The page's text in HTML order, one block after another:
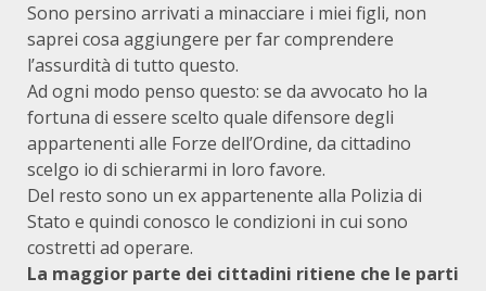
Sono persino arrivati a minacciare i miei figli, non
saprei cosa aggiungere per far comprendere
l’assurdità di tutto questo.
Ad ogni modo penso questo: se da avvocato ho la
fortuna di essere scelto quale difensore degli
appartenenti alle Forze dell’Ordine, da cittadino
scelgo io di schierarmi in loro favore.
Del resto sono un ex appartenente alla Polizia di
Stato e quindi conosco le condizioni in cui sono
costretti ad operare.
La maggior parte dei cittadini ritiene che le parti